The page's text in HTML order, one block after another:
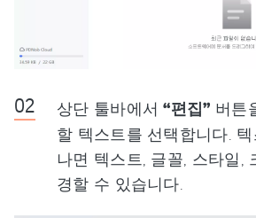
상단 툴바에서“편집” 버튼
할 텍스트를 선택합니다.
나면 텍스트, 글꼴, 스타일,
경할 수 있습니다.